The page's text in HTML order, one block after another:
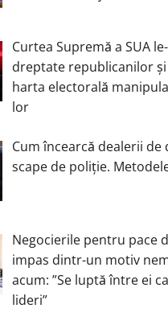
Curtea Supremă a SUA
dreptate republicanilor
harta electorală
lor
Cum încearcă dealerii de
scape de poliție.
Negocierile pentru pace
impas dintr-un motiv
acum: ”Se luptă între ei
lideri”